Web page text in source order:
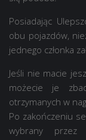
Posiadając
obu pojazdów,
jednego członka
Jeśli nie macie
możecie je
otrzymanych w
Po zakończeniu
wybrany przez